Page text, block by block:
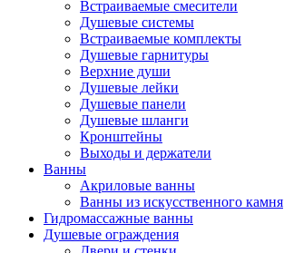
Встраиваемые смесители
Душевые системы
Встраиваемые комплекты
Душевые гарнитуры
Верхние души
Душевые лейки
Душевые панели
Душевые шланги
Кронштейны
Выходы и держатели
Ванны
Акриловые ванны
Ванны из искусственного камня
Гидромассажные ванны
Душевые ограждения